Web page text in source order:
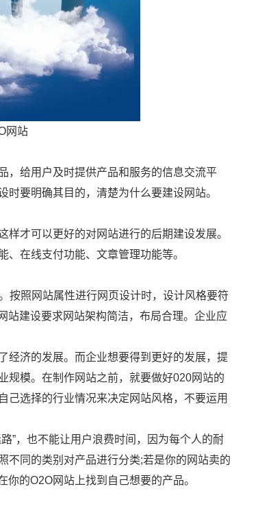
网站
，给用户及时提供产品和服务的信息交流平
要明确其目的，清楚为什么要建设网站。
才可以更好的对网站进行的后期建设发展。
在线支付功能、文章管理功能等。
按照网站属性进行网页设计时，设计风格要符
站建设要求网站架构简洁，布局合理。企业应
经济的发展。而企业想要得到更好的发展，提
规模。在制作网站之前，就要做好020网站的
己选择的行业情况来决定网站风格，不要运用
”，也不能让用户浪费时间，因为每个人的耐
不同的类别对产品进行分类;若是你的网站卖的
的O2O网站上找到自己想要的产品。